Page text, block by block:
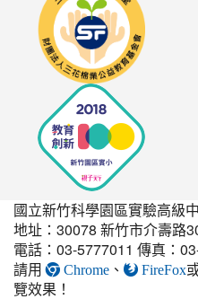
http://
國立新竹科學園區實驗高級
地址：30078 新竹市介壽路
電話：03-5777011 傳真：
請用
Chrome 、 FireFox
覽效果！